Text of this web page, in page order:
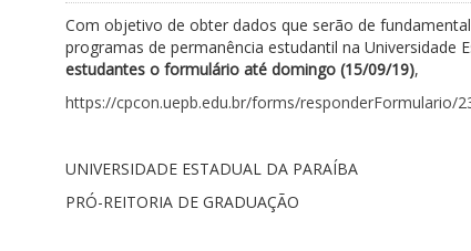
Com objetivo de obter dados que serão de
programas de permanência estudantil na Universidade
estudanteso formulário até domingo (15/09/19),
https://cpcon.uepb.edu.br/forms/responderFormulario/
UNIVERSIDADE ESTADUAL DA PARAÍBA
PRÓ-REITORIA DE GRADUAÇÃO